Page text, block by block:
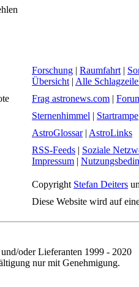
Forschung | Raumfahrt |
Übersicht | Alle
Frag astronews.com |
Sternenhimmel | Startrampe
AstroGlossar| AstroLinks
RSS-Feeds | Soziale
Impressum |
Copyright Stefan Deiters
Diese Website wird auf
oder Lieferanten 1999 - 2020
nur mit Genehmigung.